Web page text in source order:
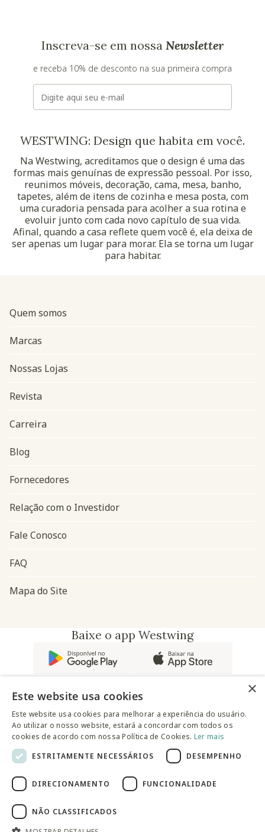
Inscreva-se em nossa Newsletter
e receba 10% de desconto na sua primeira compra
E-mail
WESTWING: Design que habita em você.
Na Westwing, acreditamos que o design é uma das
formas mais genuínas de expressão pessoal. Por isso,
reunimos móveis, decoração, cama, mesa, banho,
tapetes, além de itens de cozinha e mesa posta, com
uma curadoria pensada para acolher a sua rotina e
evoluir junto com cada novo capítulo de sua vida.
Afinal, quando a casa reflete quem você é, ela deixa de
ser apenas um lugar para morar. Ela se torna um lugar
para habitar.
Navegação do rodapé
Quem somos
Marcas
Nossas Lojas
Revista
Carreira
Blog
Fornecedores
Relação com o Investidor
Fale Conosco
FAQ
Mapa do Site
Baixe o app Westwing
@westwingbr
Somos uma empresa certificada
© 2025 Westwing Comércio Varejista S.A WESTWING
Av. Queiroz Filho, 1700 - Torre A 5° andar - Vila Hamburguesa -
São Paulo
×
Este website usa cookies
Este website usa cookies para melhorar a experiência do usuário.
Ao utilizar o nosso website, estará a concordar com todos os
cookies de acordo com nossa Política de Cookies. Ler mais
ESTRITAMENTE NECESSÁRIOS
DESEMPENHO
DIRECIONAMENTO FUNCIONALIDADE
NÃO CLASSIFICADOS